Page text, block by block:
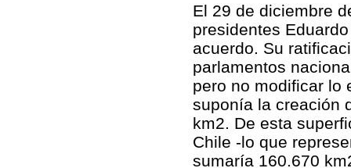
El 29 de diciembre
presidentes
acuerdo. Su
parlamentos
pero no modificar lo
suponía la creación
km2. De esta
Chile -lo que
sumaría 160.670